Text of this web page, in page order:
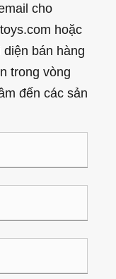
cho
hoặc
bán hàng
trong vòng
đến các sản